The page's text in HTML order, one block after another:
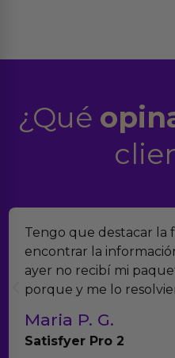
¿Qué
Tengo que destacar la
encontrar la
ayer no recibí mi
porque y me lo
Maria P. G.
Satisfyer Pro 2